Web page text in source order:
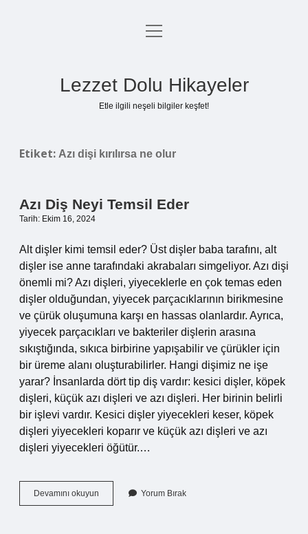
Anasayfa
menüyü
Lezzet Dolu Hikayeler
Etle ilgili neşeli bilgiler keşfet!
Etiket: Azı dişi kırılırsa ne olur
Azı Diş Neyi Temsil Eder
Tarih: Ekim 16, 2024
Alt dişler kimi temsil eder? Üst dişler baba tarafını, alt
dişler ise anne tarafındaki akrabaları simgeliyor. Azı dişi
önemli mi? Azı dişleri, yiyeceklerle en çok temas eden
dişler olduğundan, yiyecek parçacıklarının birikmesine
ve çürük oluşumuna karşı en hassas olanlardır. Ayrıca,
yiyecek parçacıkları ve bakteriler dişlerin arasına
sıkıştığında, sıkıca birbirine yapışabilir ve çürükler için
bir üreme alanı oluşturabilirler. Hangi dişimiz ne işe
yarar? İnsanlarda dört tip diş vardır: kesici dişler, köpek
dişleri, küçük azı dişleri ve azı dişleri. Her birinin belirli
bir işlevi vardır. Kesici dişler yiyecekleri keser, köpek
dişleri yiyecekleri koparır ve küçük azı dişleri ve azı
dişleri yiyecekleri öğütür.…
Devamını okuyun
Diş
Yorum Bırak